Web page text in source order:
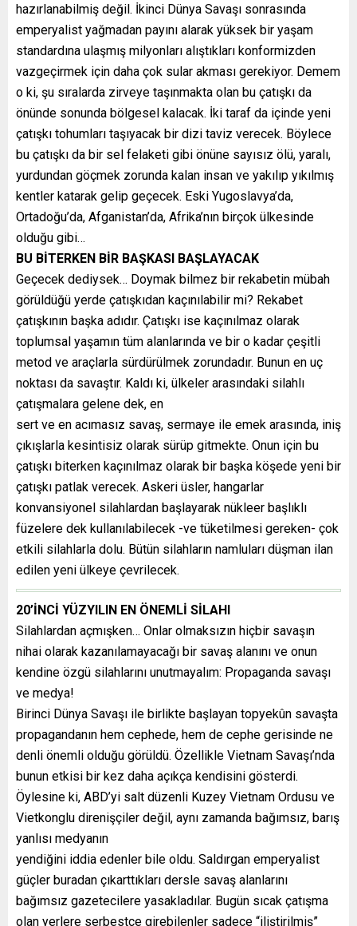
hazırlanabilmiş değil. İkinci Dünya Savaşı sonrasında
emperyalist yağmadan payını alarak yüksek bir yaşam
standardına ulaşmış milyonları alıştıkları konformizden
vazgeçirmek için daha çok sular akması gerekiyor. Demem
o ki, şu sıralarda zirveye taşınmakta olan bu çatışkı da
önünde sonunda bölgesel kalacak. İki taraf da içinde yeni
çatışkı tohumları taşıyacak bir dizi taviz verecek. Böylece
bu çatışkı da bir sel felaketi gibi önüne sayısız ölü, yaralı,
yurdundan göçmek zorunda kalan insan ve yakılıp yıkılmış
kentler katarak gelip geçecek. Eski Yugoslavya’da,
Ortadoğu’da, Afganistan’da, Afrika’nın birçok ülkesinde
olduğu gibi…
BU BİTERKEN BİR BAŞKASI BAŞLAYACAK
Geçecek dediysek… Doymak bilmez bir rekabetin mübah
görüldüğü yerde çatışkıdan kaçınılabilir mi? Rekabet
çatışkının başka adıdır. Çatışkı ise kaçınılmaz olarak
toplumsal yaşamın tüm alanlarında ve bir o kadar çeşitli
metod ve araçlarla sürdürülmek zorundadır. Bunun en uç
noktası da savaştır. Kaldı ki, ülkeler arasındaki silahlı
çatışmalara gelene dek, en
sert ve en acımasız savaş, sermaye ile emek arasında, iniş
çıkışlarla kesintisiz olarak sürüp gitmekte. Onun için bu
çatışkı biterken kaçınılmaz olarak bir başka köşede yeni bir
çatışkı patlak verecek. Askeri üsler, hangarlar
konvansiyonel silahlardan başlayarak nükleer başlıklı
füzelere dek kullanılabilecek -ve tüketilmesi gereken- çok
etkili silahlarla dolu. Bütün silahların namluları düşman ilan
edilen yeni ülkeye çevrilecek.
20’İNCİ YÜZYILIN EN ÖNEMLİ SİLAHI
Silahlardan açmışken… Onlar olmaksızın hiçbir savaşın
nihai olarak kazanılamayacağı bir savaş alanını ve onun
kendine özgü silahlarını unutmayalım: Propaganda savaşı
ve medya!
Birinci Dünya Savaşı ile birlikte başlayan topyekûn savaşta
propagandanın hem cephede, hem de cephe gerisinde ne
denli önemli olduğu görüldü. Özellikle Vietnam Savaşı’nda
bunun etkisi bir kez daha açıkça kendisini gösterdi.
Öylesine ki, ABD’yi salt düzenli Kuzey Vietnam Ordusu ve
Vietkonglu direnişçiler değil, aynı zamanda bağımsız, barış
yanlısı medyanın
yendiğini iddia edenler bile oldu. Saldırgan emperyalist
güçler buradan çıkarttıkları dersle savaş alanlarını
bağımsız gazetecilere yasakladılar. Bugün sıcak çatışma
olan yerlere serbestçe girebilenler sadece “iliştirilmiş”